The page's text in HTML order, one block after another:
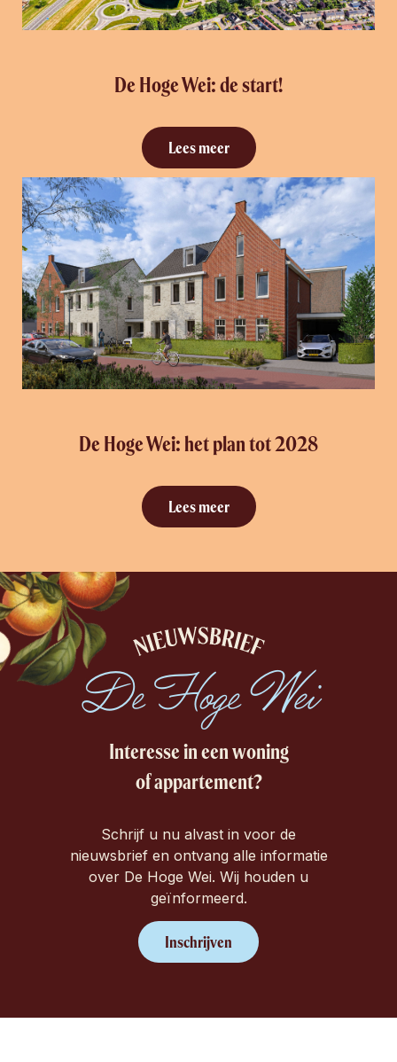
De Hoge Wei: de start!
Lees meer
De Hoge Wei: het plan tot 2028
Lees meer
De Hoge Wei
Interesse in een woning
of appartement?
Schrijf u nu alvast in voor de
nieuwsbrief en ontvang alle informatie
over De Hoge Wei. Wij houden u
geïnformeerd.
Inschrijven